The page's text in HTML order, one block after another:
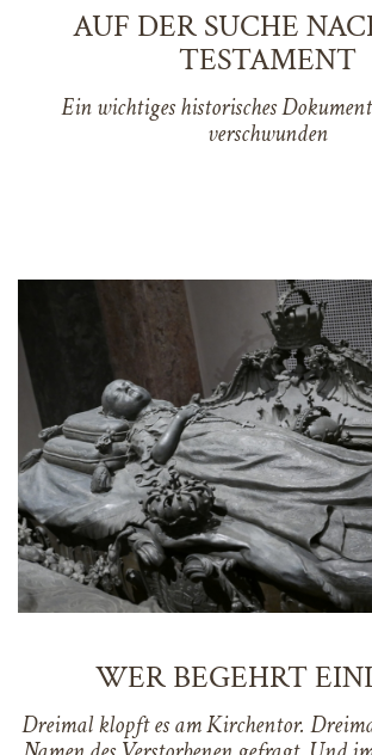
AUF DER SUCHE
TESTAMENT
Ein wichtiges historisches
verschwunden
WER BEGEHRT
Dreimal klopft es am Kirchentor.